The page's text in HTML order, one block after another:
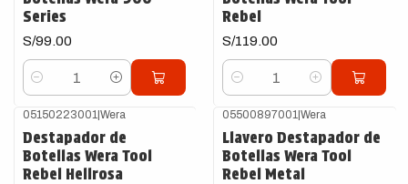
Series
S/99.00
Cantidad
Rebel
S/119.00
Cantidad
05150223001 |Wera
Destapador de
Botellas Wera Tool
Rebel Hellrosa
05500897001 |Wera
Llavero Destapador de
Botellas Wera Tool
Rebel Metal